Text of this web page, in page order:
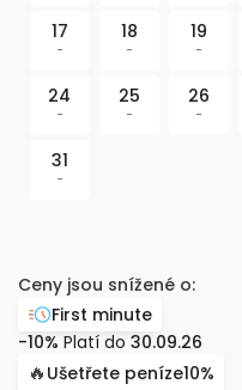
17
-
18
-
19
-
24
-
25
-
26
-
31
-
Ceny jsou snížené o:
First minute
-10% Platí do 30.09.26
🔥 Ušetřete peníze10%